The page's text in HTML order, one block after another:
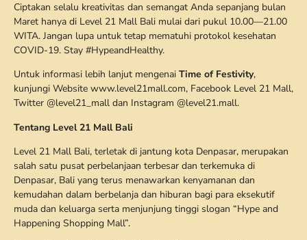
Ciptakan selalu kreativitas dan semangat Anda sepanjang bulan
Maret hanya di Level 21 Mall Bali mulai dari pukul 10.00—21.00
WITA. Jangan lupa untuk tetap mematuhi protokol kesehatan
COVID-19. Stay #HypeandHealthy.
Untuk informasi lebih lanjut mengenai Time of Festivity,
kunjungi Website www.level21mall.com, Facebook Level 21 Mall,
Twitter @level21_mall dan Instagram @level21.mall.
Tentang Level 21 Mall Bali
Level 21 Mall Bali, terletak di jantung kota Denpasar, merupakan
salah satu pusat perbelanjaan terbesar dan terkemuka di
Denpasar, Bali yang terus menawarkan kenyamanan dan
kemudahan dalam berbelanja dan hiburan bagi para eksekutif
muda dan keluarga serta menjunjung tinggi slogan “Hype and
Happening Shopping Mall”.